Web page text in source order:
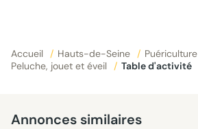
Accueil / Hauts-de-Seine / Puériculture
Peluche, jouet et éveil
/ Table d'activité
Annonces similaires